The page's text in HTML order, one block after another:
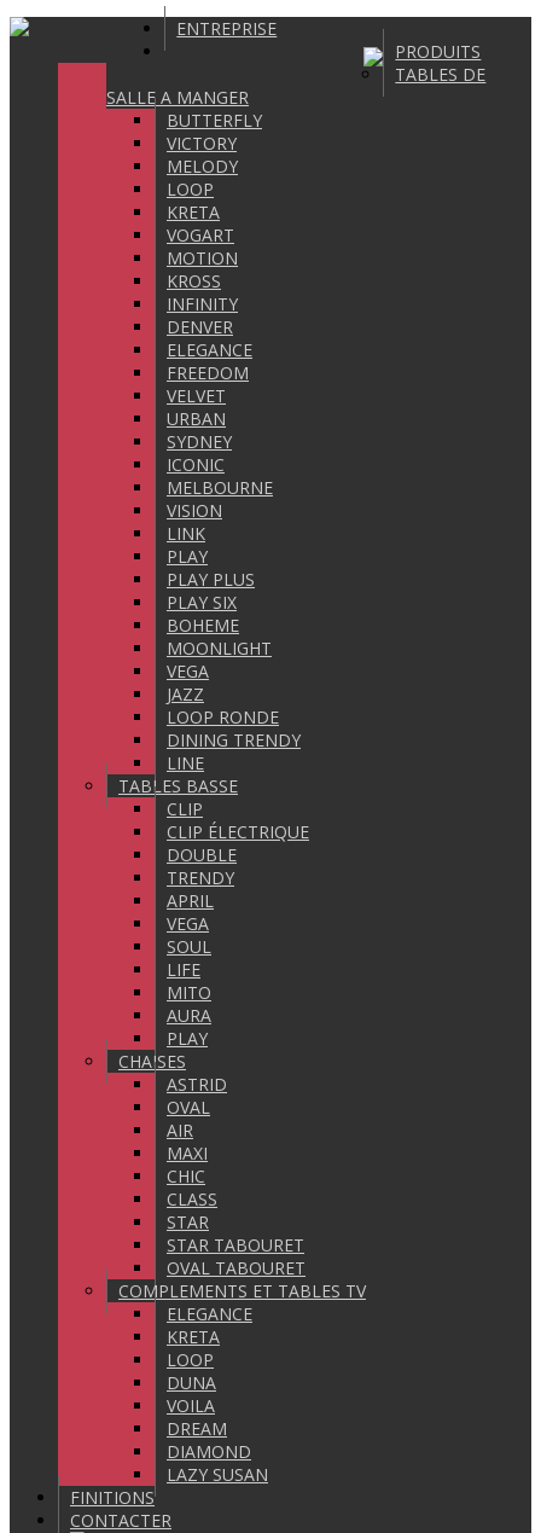
ENTREPRISE
PRODUITS
TABLES DE
SALLE A MANGER
BUTTERFLY
VICTORY
MELODY
LOOP
KRETA
VOGART
MOTION
KROSS
INFINITY
DENVER
ELEGANCE
FREEDOM
VELVET
URBAN
SYDNEY
ICONIC
MELBOURNE
VISION
LINK
PLAY
PLAY PLUS
PLAY SIX
BOHEME
MOONLIGHT
VEGA
JAZZ
LOOP RONDE
DINING TRENDY
LINE
TABLES BASSE
CLIP
CLIP ÉLECTRIQUE
DOUBLE
TRENDY
APRIL
VEGA
SOUL
LIFE
MITO
AURA
PLAY
CHAISES
ASTRID
OVAL
AIR
MAXI
CHIC
CLASS
STAR
STAR TABOURET
OVAL TABOURET
COMPLEMENTS ET TABLES TV
ELEGANCE
KRETA
LOOP
DUNA
VOILA
DREAM
DIAMOND
LAZY SUSAN
FINITIONS
CONTACTER